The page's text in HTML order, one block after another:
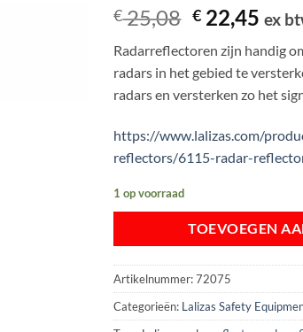
gebaseerd
op
€25,08
prijs
was:
€ 25,08.
€22,45
is:
€
ex
Radarreflectoren zijn handig
radars in het gebied te
radars en versterken zo het
https://www.lalizas.com/
reflectors/6115-radar-
1 op voorraad
TOEVOEGEN
Artikelnummer:72075
Categorieën: Lalizas Safety